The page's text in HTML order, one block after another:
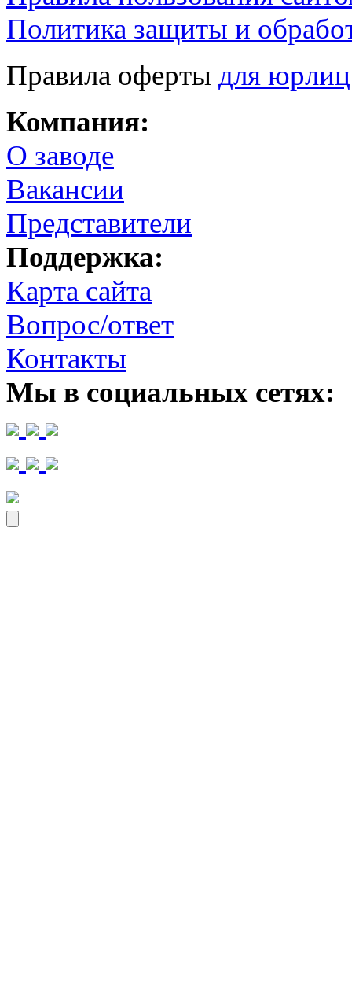
Политика защиты и
Правила оферты для
Компания:
О заводе
Вакансии
Представители
Поддержка:
Карта сайта
Вопрос/ответ
Контакты
Мы в социальных сетях: